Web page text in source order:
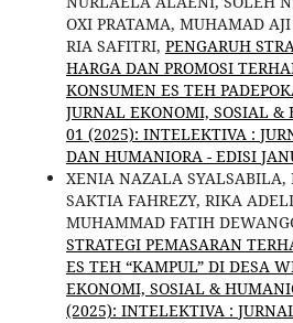
OXI PRATAMA, MUHAMAD
RIA SAFITRI, PENGARUH
HARGA DAN PROMOSI
KONSUMEN ES TEH
JURNAL EKONOMI, SOSIAL
01 (2025): INTELEKTIVA :
DAN HUMANIORA - EDISI
XENIA NAZALA SYALSABILA,
SAKTIA FAHREZY, RIKA
MUHAMMAD FATIH
STRATEGI PEMASARAN
ES TEH “KAMPUL” DI DESA
EKONOMI, SOSIAL &
(2025): INTELEKTIVA :